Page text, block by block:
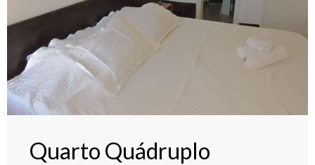
Quarto Quádruplo